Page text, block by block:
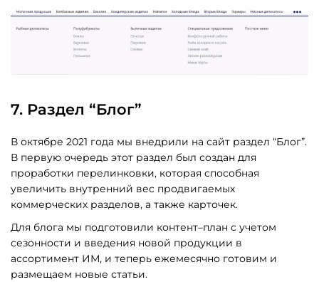
7. Раздел “Блог”
В октябре 2021 года мы внедрили на сайт раздел “Блог”.
В первую очередь этот раздел был создан для
проработки перелинковки, которая способная
увеличить внутренний вес продвигаемых
коммерческих разделов, а также карточек.
Для блога мы подготовили контент–план с учетом
сезонности и введения новой продукции в
ассортимент ИМ, и теперь ежемесячно готовим и
размещаем новые статьи.